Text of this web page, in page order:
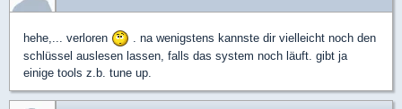
hehe,... verloren
. na wenigstens kannste dir vielleicht noch den
schlüssel auslesen lassen, falls das system noch läuft. gibt ja
einige tools z.b. tune up.